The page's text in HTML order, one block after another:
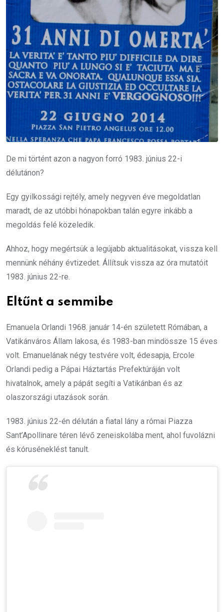
De mi történt azon a nagyon forró 1983. június 22-i
délutánon?
Egy gyilkossági rejtély, amely negyven éve megoldatlan
maradt, de az utóbbi hónapokban talán egyre inkább a
megoldás felé közeledik.
Ahhoz, hogy megértsük a legújabb aktualitásokat, vissza kell
mennünk néhány évtizedet. Állítsuk vissza az óra mutatóit
1983. június 22-re.
Eltűnt a semmibe
Emanuela Orlandi 1968. január 14-én született Rómában, a
Vatikánváros Állam lakosa, és 1983-ban mindössze 15 éves
volt. Emanuelának négy testvére volt, édesapja, Ercole
Orlandi pedig a Pápai Háztartás Prefektúráján volt
hivatalnok, amely a pápát segíti a Vatikánban és az
olaszországi utazások során.
1983. június 22-én délután a fiatal lány a római Piazza
Sant’Apollinare téren lévő zeneiskolába ment, ahol fuvolázni
és kóruséneklést tanult.